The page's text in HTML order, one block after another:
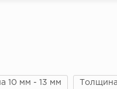
10 мм - 13 мм